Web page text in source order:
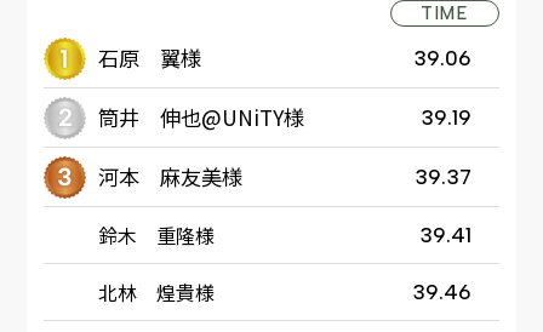
TIME
石原 翼様 39.06
筒井 伸也@UNiTY様 39.19
河本 麻友美様 39.37
鈴木 重隆様 39.41
北林 煌貴様 39.46